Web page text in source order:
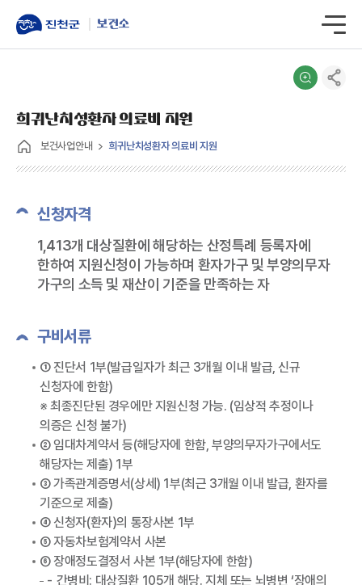
보건소
보건사업안내 희귀난치성환자 의료비 지원
희귀난치성환자 의료비 지원
신청자격
1,413개 대상질환에 해당하는 산정특례 등록자에
한하여 지원신청이 가능하며 환자가구 및 부양의무자
가구의 소득 및 재산이 기준을 만족하는 자
구비서류
① 진단서 1부(발급일자가 최근 3개월 이내 발급, 신규
신청자에 한함)
※ 최종진단된 경우에만 지원신청 가능. (임상적 추정이나
의증은 신청 불가)
② 임대차계약서 등(해당자에 한함, 부양의무자가구에서도
해당자는 제출) 1부
③ 가족관계증명서(상세) 1부(최근 3개월 이내 발급, 환자를
기준으로 제출)
④ 신청자(환자)의 통장사본 1부
⑤ 자동차보험계약서 사본
⑥ 장애정도결정서 사본 1부(해당자에 한함)
간병비: 대상질환 105개 해당. 지체 또는 뇌병변 ‘장애의